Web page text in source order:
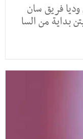
وديا فريق سان
بداية من السا